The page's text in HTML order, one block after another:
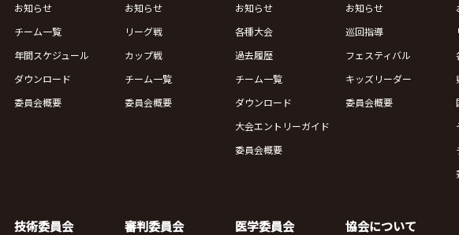
お知らせ
チーム一覧
年間スケジュール
ダウンロード
委員会概要
お知らせ
リーグ戦
カップ戦
チーム一覧
委員会概要
お知らせ
各種大会
過去履歴
チーム一覧
ダウンロード
大会エントリーガイド
委員会概要
お知らせ
巡回指導
フェスティバル
キッズリーダー
委員会概要
技術委員会 審判委員会 医学委員会 協会について